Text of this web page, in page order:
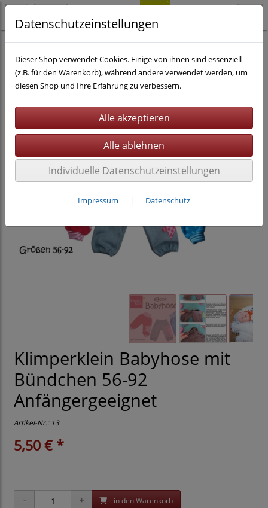
Nähen eBooks
Klimperklein Babyhose mit
Bündchen 56-92
Anfängergeeignet
Artikel-Nr.: 13
5,50 € *
in den Warenkorb
Datenschutzeinstellungen
Dieser Shop verwendet Cookies. Einige von ihnen sind essenziell
(z.B. für den Warenkorb), während andere verwendet werden, um
diesen Shop und Ihre Erfahrung zu verbessern.
Individuelle Datenschutzeinstellungen
Impressum | Datenschutz